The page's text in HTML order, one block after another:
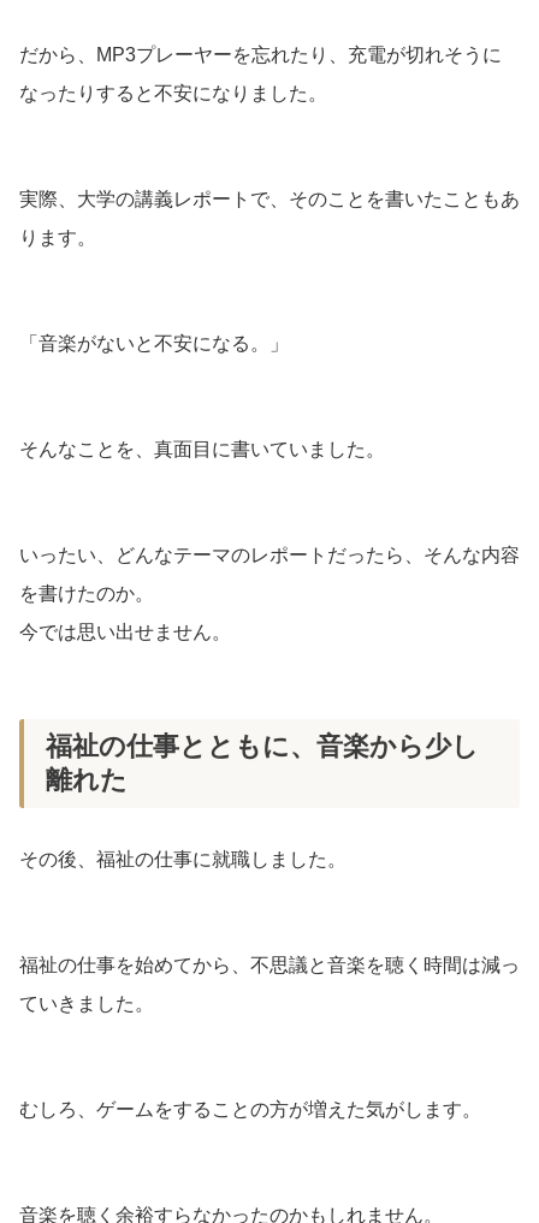
だから、MP3プレーヤーを忘れたり、充電が切れそうに
なったりすると不安になりました。
実際、大学の講義レポートで、そのことを書いたこともあ
ります。
「音楽がないと不安になる。」
そんなことを、真面目に書いていました。
いったい、どんなテーマのレポートだったら、そんな内容
を書けたのか。
今では思い出せません。
福祉の仕事とともに、音楽から少し
離れた
その後、福祉の仕事に就職しました。
福祉の仕事を始めてから、不思議と音楽を聴く時間は減っ
ていきました。
むしろ、ゲームをすることの方が増えた気がします。
音楽を聴く余裕すらなかったのかもしれません。